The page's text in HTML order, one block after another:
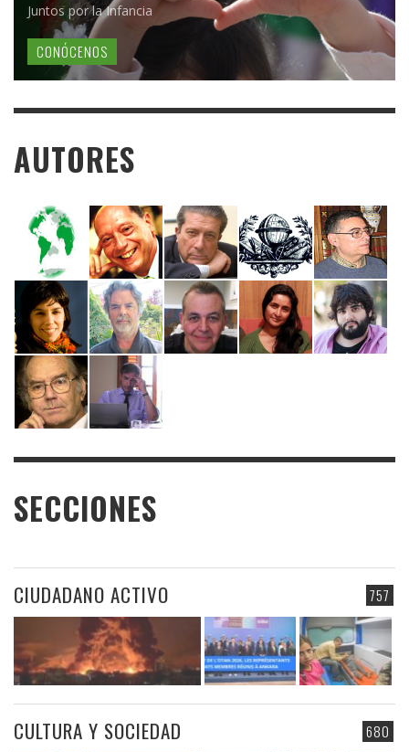
Juntos por la Infancia
CONÓCENOS
AUTORES
SECCIONES
757
CIUDADANO ACTIVO
680
CULTURA Y SOCIEDAD